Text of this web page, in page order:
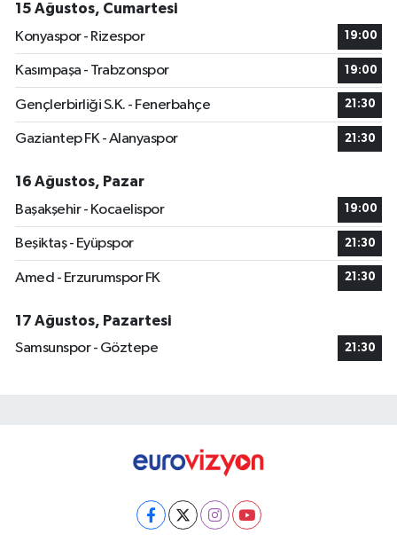
15 Ağustos, Cumartesi
Konyaspor - Rizespor
19:00
Kasımpaşa - Trabzonspor 19:00
Gençlerbirliği S.K. - Fenerbahçe 21:30
Gaziantep FK - Alanyaspor 21:30
16 Ağustos, Pazar
Başakşehir - Kocaelispor
19:00
Beşiktaş - Eyüpspor 21:30
Amed - Erzurumspor FK 21:30
17 Ağustos, Pazartesi
Samsunspor - Göztepe
21:30